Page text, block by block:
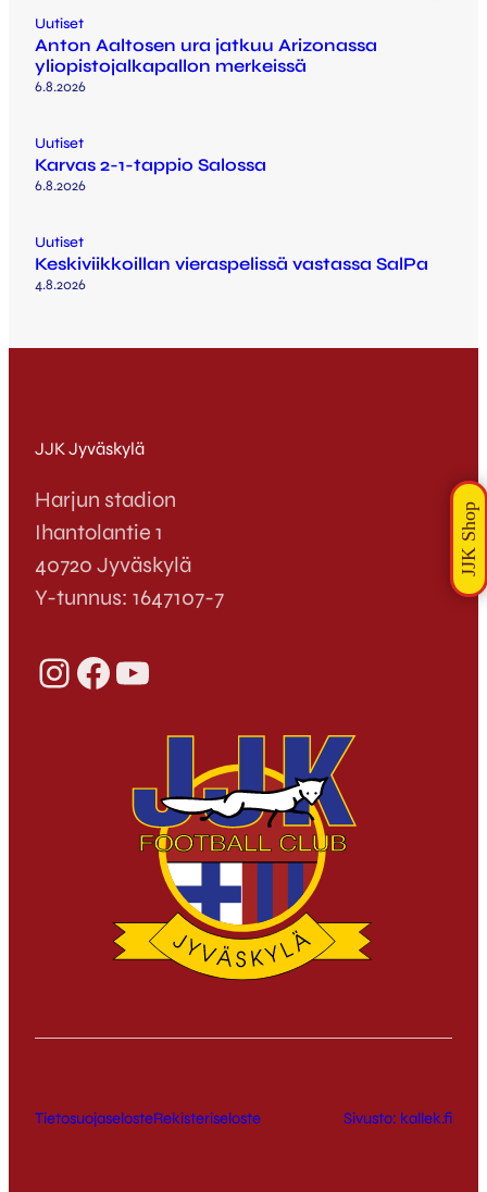
Uutiset
Anton Aaltosen ura jatkuu Arizonassa
yliopistojalkapallon merkeissä
6.8.2026
Uutiset
Karvas 2-1-tappio Salossa
6.8.2026
Uutiset
Keskiviikkoillan vieraspelissä vastassa SalPa
4.8.2026
JJK Jyväskylä
Harjun stadion
Ihantolantie 1
40720 Jyväskylä
Y-tunnus: 1647107-7
InstagramFacebook YouTube
TietosuojaselosteRekisteriseloste Sivusto: kallek.fi